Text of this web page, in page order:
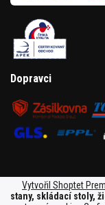
Dopravci
Vytvořil Shoptet
stany, skládací stoly,